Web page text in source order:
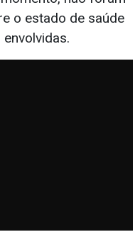
o estado de saúde